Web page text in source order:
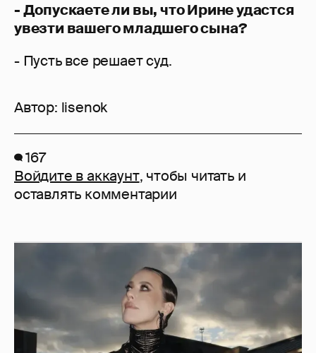
- Допускаете ли вы, что Ирине удастся
увезти вашего младшего сына?
- Пусть все решает суд.
Автор: lisenok
167
Войдите в аккаунт, чтобы читать и
оставлять комментарии